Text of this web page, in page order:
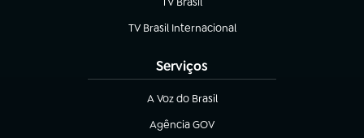
(abre em nova aba)
TV Brasil Internacional
(abre em nova aba)
Serviços
A Voz do Brasil
(abre em nova aba)
Agência GOV
(abre em nova aba)